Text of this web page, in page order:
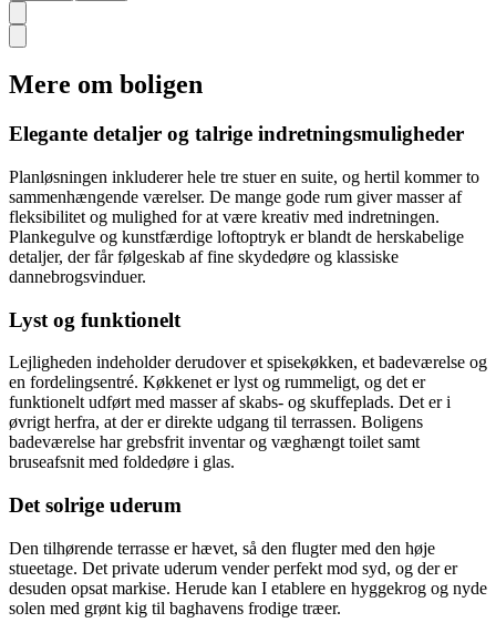
Mere om boligen
Elegante detaljer og talrige indretningsmuligheder
Planløsningen inkluderer hele tre stuer en suite, og hertil kommer to
sammenhængende værelser. De mange gode rum giver masser af
fleksibilitet og mulighed for at være kreativ med indretningen.
Plankegulve og kunstfærdige loftoptryk er blandt de herskabelige
detaljer, der får følgeskab af fine skydedøre og klassiske
dannebrogsvinduer.
Lyst og funktionelt
Lejligheden indeholder derudover et spisekøkken, et badeværelse og
en fordelingsentré. Køkkenet er lyst og rummeligt, og det er
funktionelt udført med masser af skabs- og skuffeplads. Det er i
øvrigt herfra, at der er direkte udgang til terrassen. Boligens
badeværelse har grebsfrit inventar og væghængt toilet samt
bruseafsnit med foldedøre i glas.
Det solrige uderum
Den tilhørende terrasse er hævet, så den flugter med den høje
stueetage. Det private uderum vender perfekt mod syd, og der er
desuden opsat markise. Herude kan I etablere en hyggekrog og nyde
solen med grønt kig til baghavens frodige træer.